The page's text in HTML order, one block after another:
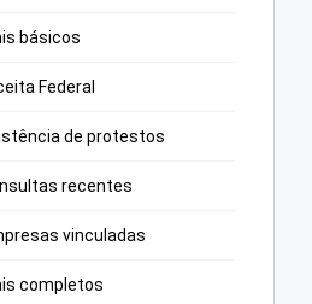
básicos
Federal
de protestos
recentes
vinculadas
completos